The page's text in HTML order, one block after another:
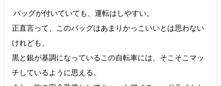
バッグが付いていても、運転はしやすい。
正直言って、このバッグはあまりかっこいいとは思わない
けれども、
黒と銀が基調になっているこの自転車には、そこそこマッ
チしているように思える。